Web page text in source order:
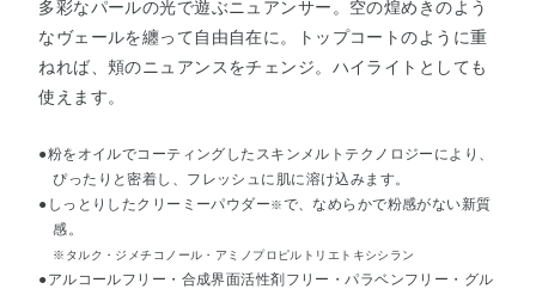
多彩なパールの光で遊ぶニュアンサー。空の煌めきのよう
なヴェールを纏って自由自在に。トップコートのように重
ねれば、頬のニュアンスをチェンジ。ハイライトとしても
使えます。
●粉をオイルでコーティングしたスキンメルトテクノロジーにより、
ぴったりと密着し、フレッシュに肌に溶け込みます。
●しっとりしたクリーミーパウダー※で、なめらかで粉感がない新質
感。
※タルク・ジメチコノール・アミノプロピルトリエトキシシラン
●アルコールフリー・合成界面活性剤フリー・パラベンフリー・グル